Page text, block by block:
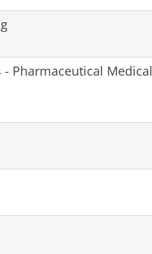
Pharmaceutical Medical